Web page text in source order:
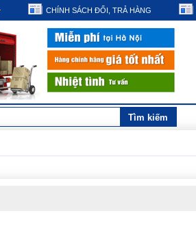
CHÍNH SÁCH ĐỔI, TRẢ HÀNG